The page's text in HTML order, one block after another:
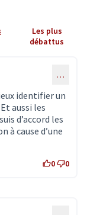
Les plus
débattus
…
identifier un
aussi les
d’accord les
à cause d’une
0 0